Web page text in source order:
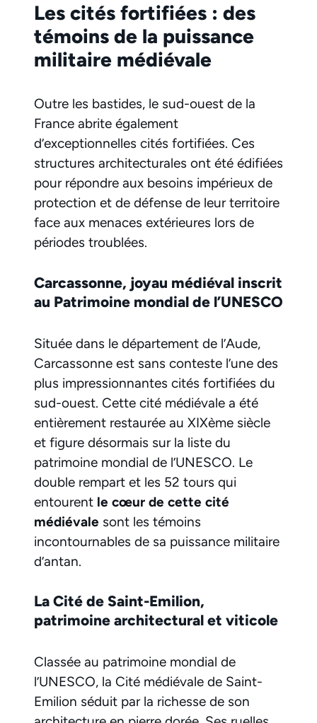
Les cités fortifiées : des
témoins de la puissance
militaire médiévale
Outre les bastides, le sud-ouest de la
France abrite également
d’exceptionnelles cités fortifiées. Ces
structures architecturales ont été édifiées
pour répondre aux besoins impérieux de
protection et de défense de leur territoire
face aux menaces extérieures lors de
périodes troublées.
Carcassonne, joyau médiéval inscrit
au Patrimoine mondial de l’UNESCO
Située dans le département de l’Aude,
Carcassonne est sans conteste l’une des
plus impressionnantes cités fortifiées du
sud-ouest. Cette cité médiévale a été
entièrement restaurée au XIXème siècle
et figure désormais sur la liste du
patrimoine mondial de l’UNESCO. Le
double rempart et les 52 tours qui
entourent le cœur de cette cité
médiévale sont les témoins
incontournables de sa puissance militaire
d’antan.
La Cité de Saint-Emilion,
patrimoine architectural et viticole
Classée au patrimoine mondial de
l’UNESCO, la Cité médiévale de Saint-
Emilion séduit par la richesse de son